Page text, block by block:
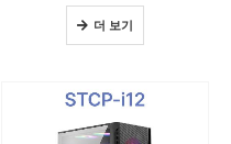
더 보기